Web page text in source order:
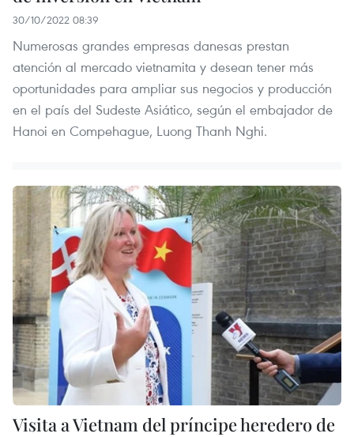
30/10/2022 08:39
Numerosas grandes empresas danesas prestan
atención al mercado vietnamita y desean tener más
oportunidades para ampliar sus negocios y producción
en el país del Sudeste Asiático, según el embajador de
Hanoi en Compehague, Luong Thanh Nghi.
Visita a Vietnam del príncipe heredero de